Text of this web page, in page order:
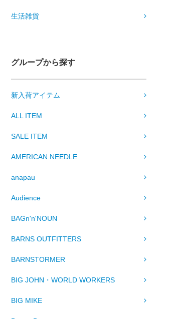
生活雑貨
グループから探す
新入荷アイテム
ALL ITEM
SALE ITEM
AMERICAN NEEDLE
anapau
Audience
BAGn'n'NOUN
BARNS OUTFITTERS
BARNSTORMER
BIG JOHN・WORLD WORKERS
BIG MIKE